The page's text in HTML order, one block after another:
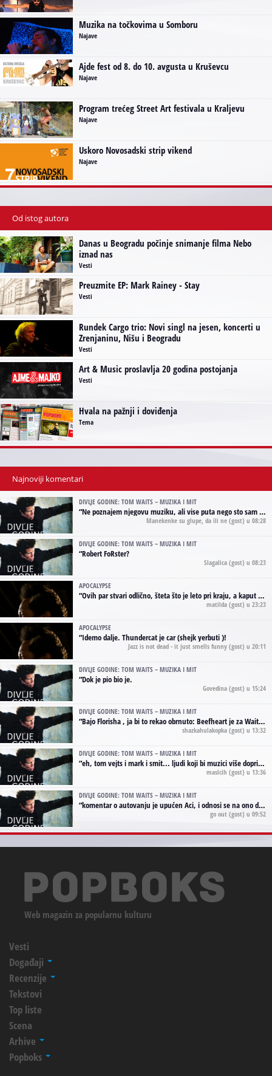
Muzika na točkovima u Somboru
Najave
Ajde fest od 8. do 10. avgusta u Kruševcu
Najave
Program trećeg Street Art festivala u Kraljevu
Najave
Uskoro Novosadski strip vikend
Najave
Od istog autora
Danas u Beogradu počinje snimanje filma Nebo
iznad nas
Vesti
Preuzmite EP: Mark Rainey - Stay
Vesti
Rundek Cargo trio: Novi singl na jesen, koncerti u
Zrenjaninu, Nišu i Beogradu
Vesti
Art & Music proslavlja 20 godina postojanja
Vesti
Hvala na pažnji i doviđenja
Tema
Najnoviji komentari
DIVLJE GODINE: TOM WAITS – MUZIKA I MIT
“Ne poznajem njegovu muziku, ali vise puta nego sto sam to zazeleo gledao sam njegove umjetnicke slike na raznim stranama interneta. Te stoga zakljucujem da je Tom Waits Lady Gaga muzike namrstenih, ma
Manekenke su glupe, da ili ne (gost) u 08:28
DIVLJE GODINE: TOM WAITS – MUZIKA I MIT
“Robert FoRster?
Slagalica (gost) u 08:23
APOCALYPSE
“Ovih par stvari odlično, šteta što je leto pri kraju, a kaput koji te vervoatno podseća na pirotski ćilim je iz tradicije Navaho indijanaca ;)
matilda (gost) u 23:23
APOCALYPSE
“Idemo dalje. Thundercat je car (shejk yerbuti )!
Jazz is not dead - it just smells funny (gost) u 20:11
DIVLJE GODINE: TOM WAITS – MUZIKA I MIT
“Dok je pio bio je.
Govedina (gost) u 15:24
DIVLJE GODINE: TOM WAITS – MUZIKA I MIT
“Bajo Florisha , ja bi to rekao obrnuto: Beefheart je za Waitsa, isto sto i Hendrix za Lenny Kravitza
shazkahulakopka (gost) u 13:32
DIVLJE GODINE: TOM WAITS – MUZIKA I MIT
“eh, tom vejts i mark i smit... ljudi koji bi muzici više doprineli da su radili kao vozači tramvaja u gsp-u.
maslcih (gost) u 13:36
DIVLJE GODINE: TOM WAITS – MUZIKA I MIT
“komentar o autovanju je upućen Aci, i odnosi se na ono drugo autovanje...'senzualnost Waitsa' ;)
go out (gost) u 09:52
Web magazin za popularnu kulturu
Vesti
Događaji
Recenzije
Tekstovi
Top liste
Scena
Arhive
Popboks